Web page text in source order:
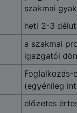
szakmai
heti 2-3
a szakmai
igazgatói
Foglalkozás-
(egyénileg
előzetes